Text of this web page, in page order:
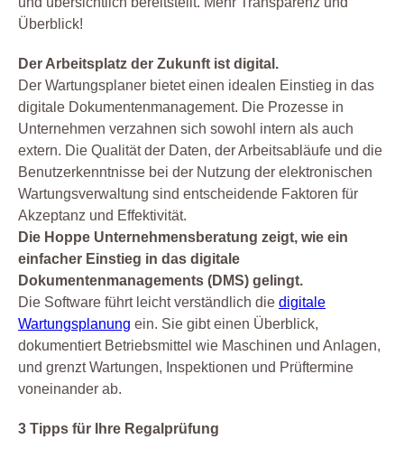
Überblick!
Der Arbeitsplatz der Zukunft ist digital.
Der Wartungsplaner bietet einen idealen Einstieg in das
digitale Dokumentenmanagement. Die Prozesse in
Unternehmen verzahnen sich sowohl intern als auch
extern. Die Qualität der Daten, der Arbeitsabläufe und die
Benutzerkenntnisse bei der Nutzung der elektronischen
Wartungsverwaltung sind entscheidende Faktoren für
Akzeptanz und Effektivität.
Die Hoppe Unternehmensberatung zeigt, wie ein
einfacher Einstieg in das digitale
Dokumentenmanagements (DMS) gelingt.
Die Software führt leicht verständlich die digitale
Wartungsplanung ein. Sie gibt einen Überblick,
dokumentiert Betriebsmittel wie Maschinen und Anlagen,
und grenzt Wartungen, Inspektionen und Prüftermine
voneinander ab.
3 Tipps für Ihre Regalprüfung